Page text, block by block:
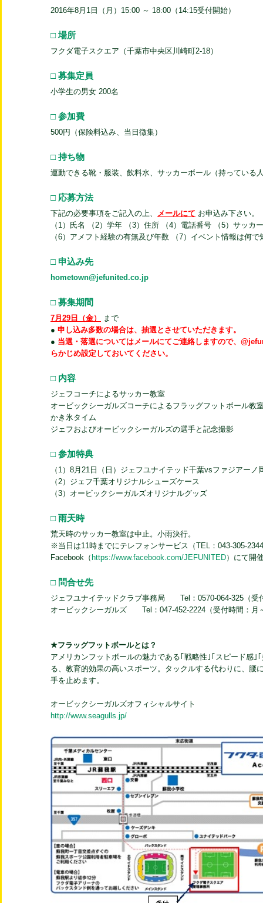
2016年8月1日（月）15:00 ～ 18:00（14:15受付開始）
□ 場所
フクダ電子スクエア（千葉市中央区川崎町2-18）
□ 募集定員
小学生の男女 200名
□ 参加費
500円（保険料込み、当日徴集）
□ 持ち物
運動できる靴・服装、飲料水、サッカーボール（持っている
□ 応募方法
下記の必要事項をご記入の上、 メールにて お申込み下さい。
（1）氏名 （2）学年 （3）住所 （4）電話番号 （5）サッカ
（6）アメフト経験の有無及び年数 （7）イベント情報は何で
□ 申込み先
hometown@jefunited.co.jp
□ 募集期間
7月29日（金）
まで
● 申し込み多数の場合は、抽選とさせていただきます。
● 当選・落選についてはメールにてご連絡しますので、
らかじめ設定しておいてください。
□ 内容
ジェフコーチによるサッカー教室
オービックシーガルズコーチによるフラッグフットボール教
かき氷タイム
ジェフおよびオービックシーガルズの選手と記念撮影
□ 参加特典
（1）8月21日（日）ジェフユナイテッド千葉vsファジアー
（2）ジェフ千葉オリジナルシューズケース
（3）オービックシーガルズオリジナルグッズ
□ 雨天時
荒天時のサッカー教室は中止。小雨決行。
※当日は11時までにテレフォンサービス（TEL：043-305-
Facebook（ https://www.facebook.com/JEFUNITED）にて開
□ 問合せ先
ジェフユナイテッドクラブ事務局 Tel：0570-064-325（受
オービックシーガルズ Tel：047-452-2224（受付時間：月
★フラッグフットボールとは？
アメリカンフットボールの魅力である｢戦略性｣｢スピード感
る、教育的効果の高いスポーツ。タックルする代わりに、腰
手を止めます。
オービックシーガルズオフィシャルサイト
http://www.seagulls.jp/